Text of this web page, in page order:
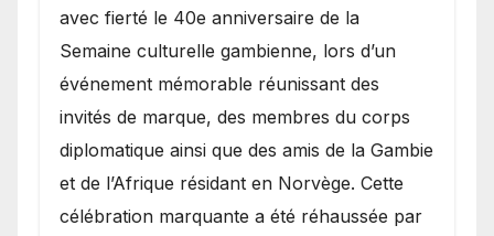
avec fierté le 40e anniversaire de la
Semaine culturelle gambienne, lors d’un
événement mémorable réunissant des
invités de marque, des membres du corps
diplomatique ainsi que des amis de la Gambie
et de l’Afrique résidant en Norvège. Cette
célébration marquante a été réhaussée par